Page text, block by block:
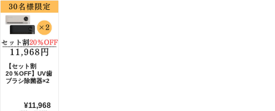
【セット割
20％OFF】UV歯
ブラシ除菌器×2
¥11,968